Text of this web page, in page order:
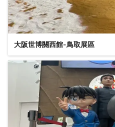
大阪世博關西館-鳥取展區